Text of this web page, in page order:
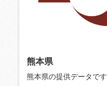
熊本県
熊本県の提供データです